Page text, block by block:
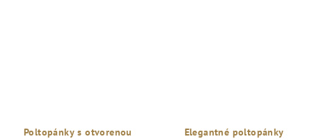
Poltopánky s otvorenou
Elegantné poltopánky